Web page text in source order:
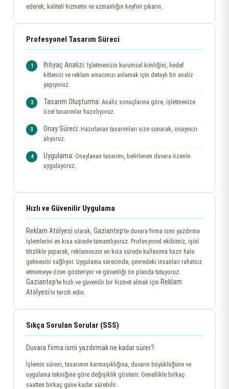
ederek, kaliteli hizmetin ve uzmanlığın keyfini çıkarın.
Profesyonel Tasarım Süreci
İhtiyaç Analizi: İşletmenizin kurumsal kimliğini, hedef
kitlenizi ve reklam amacınızı anlamak için detaylı bir analiz
yapıyoruz.
Tasarım Oluşturma: Analiz sonuçlarına göre, işletmenize
özel tasarımlar hazırlıyoruz.
Onay Süreci: Hazırlanan tasarımları size sunarak, onayınızı
alıyoruz.
Uygulama: Onaylanan tasarımı, belirlenen duvara özenle
uyguluyoruz.
Hızlı ve Güvenilir Uygulama
Reklam Atölyesi olarak, Gaziantep’te duvara firma ismi yazdırma
işlemlerini en kısa sürede tamamlıyoruz. Profesyonel ekibimiz, işini
titizlikle yaparak, reklamınızın en kısa sürede kullanıma hazır hale
gelmesini sağlıyor. Uygulama sürecinde, çevredeki insanları rahatsız
etmemeye özen gösteriyor ve güvenliği ön planda tutuyoruz.
Gaziantep’te hızlı ve güvenilir bir hizmet almak için Reklam
Atölyesi’ni tercih edin.
Sıkça Sorulan Sorular (SSS)
Duvara firma ismi yazdırmak ne kadar sürer?
İşlemin süresi, tasarımın karmaşıklığına, duvarın büyüklüğüne ve
uygulama tekniğine göre değişiklik gösterir. Genellikle birkaç
saatten birkaç güne kadar sürebilir.